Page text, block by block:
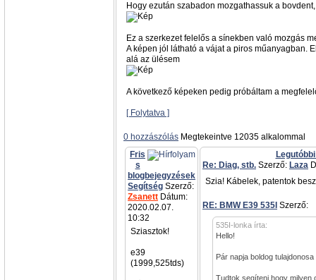
Hogy ezután szabadon mozgathassuk a
Ez a szerkezet felelős a sínekben való mozgás
A képen jól látható a vájat a piros műanyagban.
alá az ülésem
A következő képeken pedig próbáltam a
[ Folytatva ]
0 hozzászólás Megtekeintve 12035 alkalommal
Fris
s
blogbejegyzések
Segítség Szerző:
Zsanett Dátum:
2020.02.07.
10:32
Sziasztok!
e39
(1999,525tds)
Re: Diag, stb. Szerző: Laza
Szia! Kábelek, patentok
RE: BMW E39 535I Szerző:
535I-lonka írta:
Hello!
Pár napja boldog
Tudtok segíteni hogy milyen